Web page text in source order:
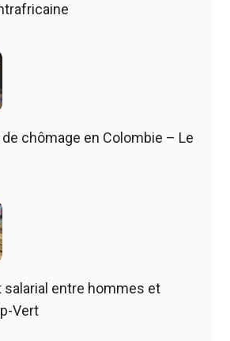
chômage en Colombie – Le
salarial entre hommes et
Vert